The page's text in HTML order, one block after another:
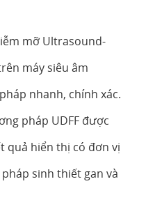
mỡ Ultrasound-
máy siêu âm
nhanh, chính xác.
pháp UDFF được
quả hiển thị có đơn vị
sinh thiết gan và